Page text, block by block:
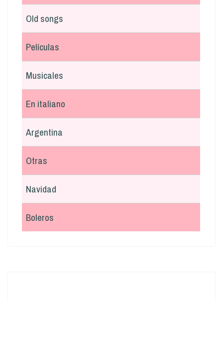
Old songs
Películas
Musicales
En italiano
Argentina
Otras
Navidad
Boleros